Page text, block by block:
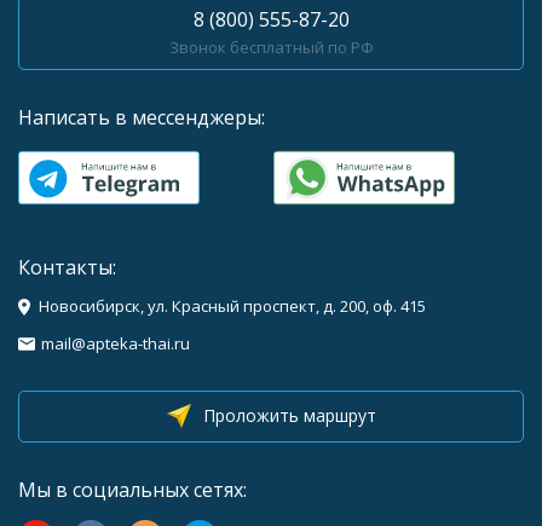
8 (800) 555-87-20
Звонок бесплатный по РФ
Написать в мессенджеры:
Контакты:
Новосибирск, ул. Красный проспект, д. 200, оф. 415
mail@apteka-thai.ru
Проложить маршрут
Мы в социальных сетях: